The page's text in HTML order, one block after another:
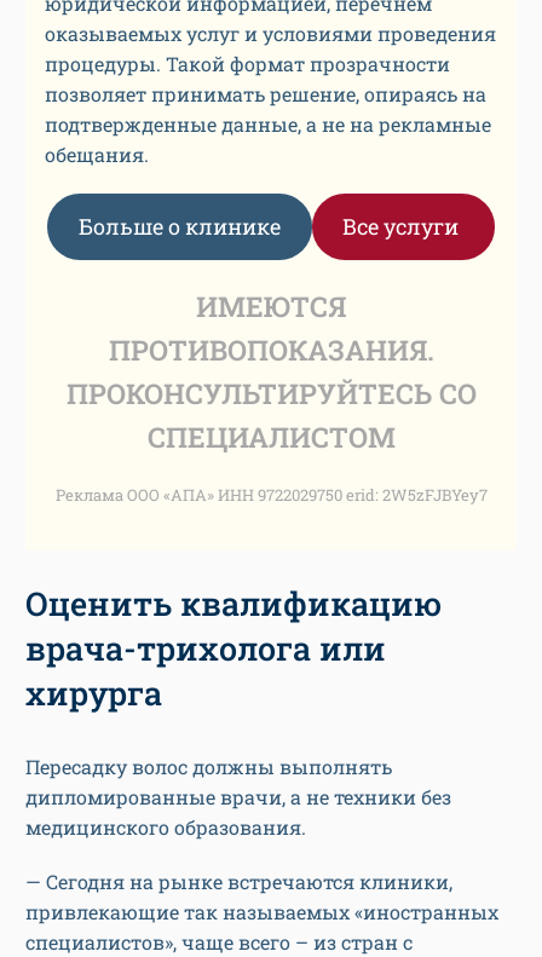
оказываемых услуг и условиями проведения
процедуры. Такой формат прозрачности
позволяет принимать решение, опираясь на
подтвержденные данные, а не на рекламные
обещания.
Больше о клинике Все услуги
ИМЕЮТСЯ
ПРОТИВОПОКАЗАНИЯ.
ПРОКОНСУЛЬТИРУЙТЕСЬ СО
СПЕЦИАЛИСТОМ
Реклама ООО «АПА» ИНН 9722029750 erid: 2W5zFJBYey7
Оценить квалификацию
врача-трихолога или
хирурга
Пересадку волос должны выполнять
дипломированные врачи, а не техники без
медицинского образования.
— Сегодня на рынке встречаются клиники,
привлекающие так называемых «иностранных
специалистов», чаще всего – из стран с